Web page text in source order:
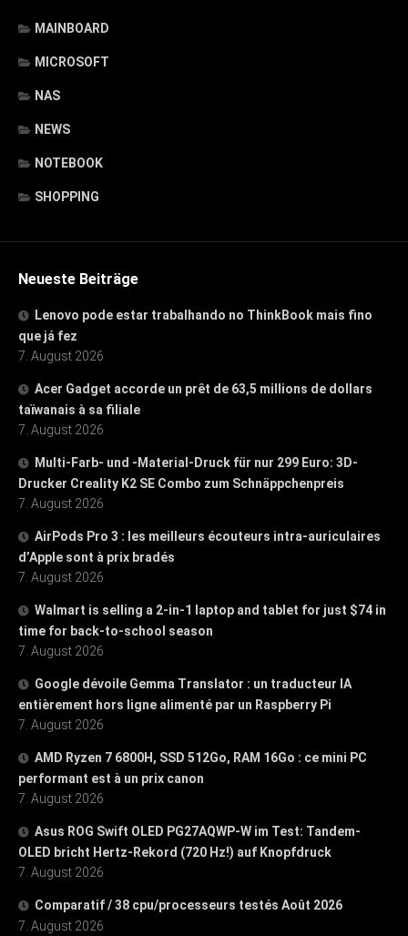
MAINBOARD
MICROSOFT
NAS
NEWS
NOTEBOOK
SHOPPING
Neueste Beiträge
Lenovo pode estar trabalhando no ThinkBook mais fino
que já fez
7. August 2026
Acer Gadget accorde un prêt de 63,5 millions de dollars
taïwanais à sa filiale
7. August 2026
Multi-Farb- und -Material-Druck für nur 299 Euro: 3D-
Drucker Creality K2 SE Combo zum Schnäppchenpreis
7. August 2026
AirPods Pro 3 : les meilleurs écouteurs intra-auriculaires
d’Apple sont à prix bradés
7. August 2026
Walmart is selling a 2-in-1 laptop and tablet for just $74 in
time for back-to-school season
7. August 2026
Google dévoile Gemma Translator : un traducteur IA
entièrement hors ligne alimenté par un Raspberry Pi
7. August 2026
AMD Ryzen 7 6800H, SSD 512Go, RAM 16Go : ce mini PC
performant est à un prix canon
7. August 2026
Asus ROG Swift OLED PG27AQWP-W im Test: Tandem-
OLED bricht Hertz-Rekord (720 Hz!) auf Knopfdruck
7. August 2026
Comparatif / 38 cpu/processeurs testés Août 2026
7. August 2026